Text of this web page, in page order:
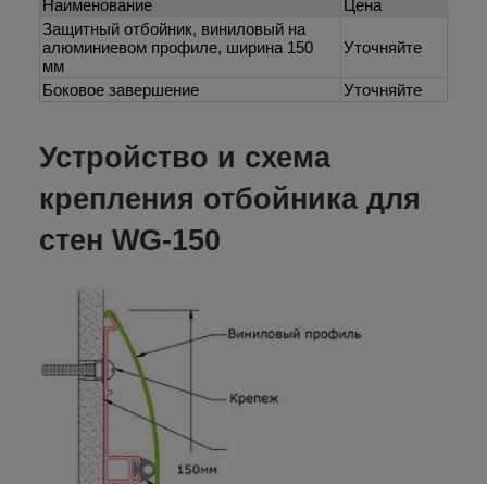
Наименование
Цена
Защитный отбойник, виниловый на
алюминиевом профиле, ширина 150
мм
Уточняйте
Боковое завершение Уточняйте
Устройство и схема
крепления отбойника для
стен WG-150